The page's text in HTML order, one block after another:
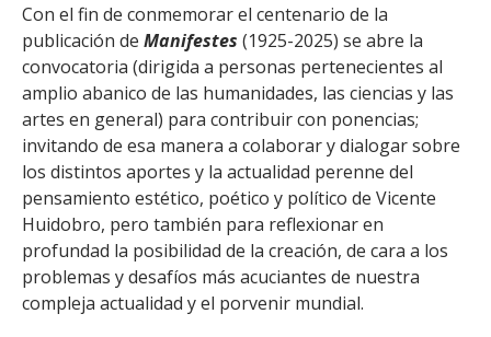
Con el fin de conmemorar el centenario de la
publicación de Manifestes (1925-2025) se abre la
convocatoria (dirigida a personas pertenecientes al
amplio abanico de las humanidades, las ciencias y las
artes en general) para contribuir con ponencias;
invitando de esa manera a colaborar y dialogar sobre
los distintos aportes y la actualidad perenne del
pensamiento estético, poético y político de Vicente
Huidobro, pero también para reflexionar en
profundad la posibilidad de la creación, de cara a los
problemas y desafíos más acuciantes de nuestra
compleja actualidad y el porvenir mundial.